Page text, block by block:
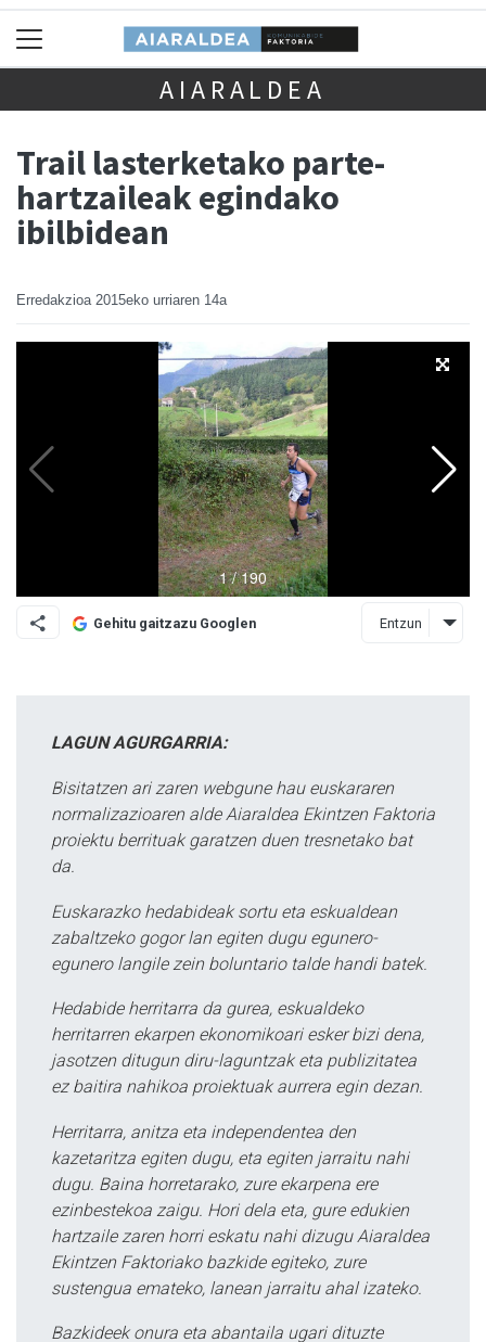
AIARALDEA
Trail lasterketako parte-
hartzaileak egindako
ibilbidean
Erredakzioa 2015eko urriaren 14a
Gehitu gaitzazu Googlen Entzun
LAGUN AGURGARRIA:
Bisitatzen ari zaren webgune hau euskararen
normalizazioaren alde Aiaraldea Ekintzen Faktoria
proiektu berrituak garatzen duen tresnetako bat
da.
Euskarazko hedabideak sortu eta eskualdean
zabaltzeko gogor lan egiten dugu egunero-
egunero langile zein boluntario talde handi batek.
Hedabide herritarra da gurea, eskualdeko
herritarren ekarpen ekonomikoari esker bizi dena,
jasotzen ditugun diru-laguntzak eta publizitatea
ez baitira nahikoa proiektuak aurrera egin dezan.
Herritarra, anitza eta independentea den
kazetaritza egiten dugu, eta egiten jarraitu nahi
dugu. Baina horretarako, zure ekarpena ere
ezinbestekoa zaigu. Hori dela eta, gure edukien
hartzaile zaren horri eskatu nahi dizugu Aiaraldea
Ekintzen Faktoriako bazkide egiteko, zure
sustengua emateko, lanean jarraitu ahal izateko.
Bazkideek onura eta abantaila ugari dituzte